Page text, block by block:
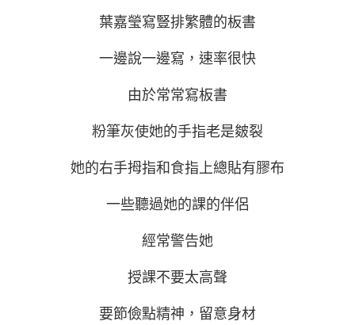
葉嘉瑩寫豎排繁體的板書
一邊說一邊寫，速率很快
由於常常寫板書
粉筆灰使她的手指老是皴裂
她的右手拇指和食指上總貼有膠布
一些聽過她的課的伴侶
經常警告她
授課不要太高聲
要節儉點精神，留意身材